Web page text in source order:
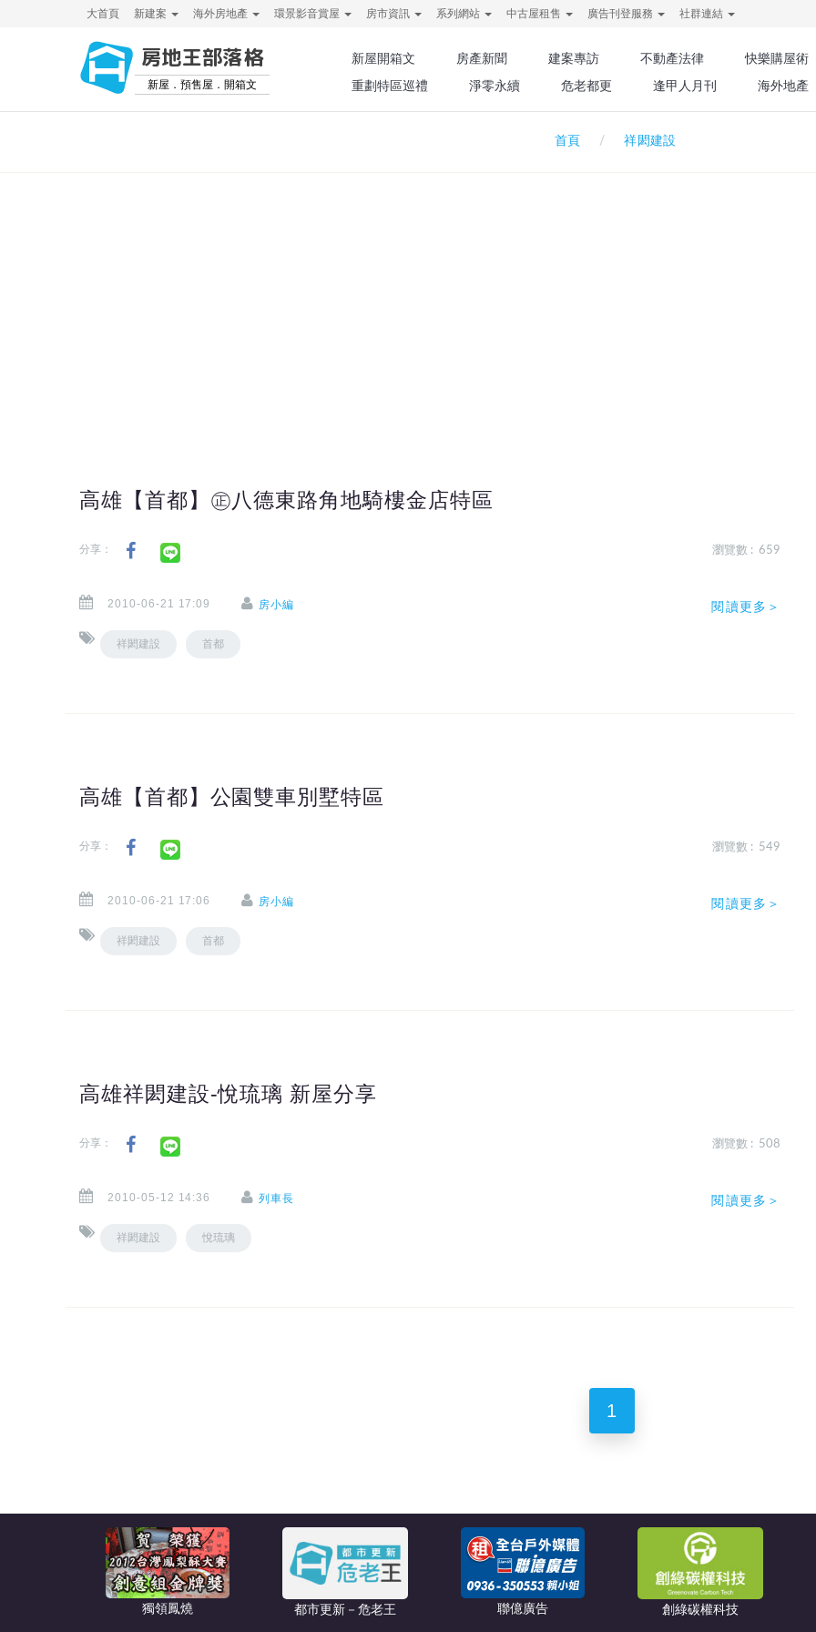
大首頁 新建案 海外房地產 環景影音賞屋 房市資訊 系列網站 中古屋租售 廣告刊登服務 社群連結
房地王部落格
新屋．預售屋．開箱文
新屋開箱文 房產新聞 建案專訪 不動產法律
快樂購屋術
重劃特區巡禮
淨零永續 危老都更 逢甲人月刊 海外地產
首頁 祥閎建設
高雄【首都】㊣八德東路角地騎樓金店特區
分享： 瀏覽數 : 659
2010-06-21 17:09 房小編
祥閎建設 首都
閱讀更多＞
高雄【首都】公園雙車別墅特區
分享： 瀏覽數 : 549
2010-06-21 17:06 房小編
祥閎建設 首都
閱讀更多＞
高雄祥閎建設-悅琉璃 新屋分享
分享： 瀏覽數 : 508
2010-05-12 14:36 列車長
祥閎建設 悅琉璃
閱讀更多＞
1
獨領鳳燒 都市更新－危老王 聯億廣告 創綠碳權科技